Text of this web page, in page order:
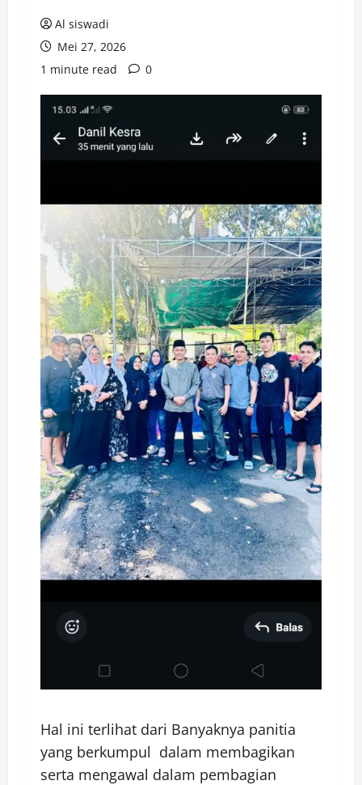
Al siswadi
Mei 27, 2026
1 minute read
0
Hal ini terlihat dari Banyaknya panitia
yang berkumpul dalam membagikan
serta mengawal dalam pembagian